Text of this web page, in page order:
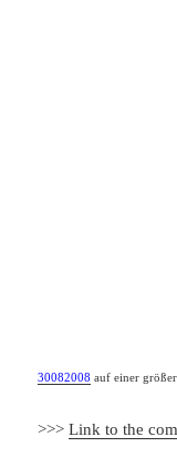
30082008 auf einer
>>>Link to the